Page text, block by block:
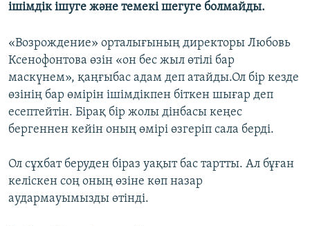
ішімдік ішуге және темекі шегуге болмайды.
«Возрождение» орталығының директоры Любовь
Ксенофонтова өзін «он бес жыл өтілі бар
маскүнем», қаңғыбас адам деп атайды.Ол бір кезде
өзінің бар өмірін ішімдікпен біткен шығар деп
есептейтін. Бірақ бір жолы дінбасы кеңес
бергеннен кейін оның өмірі өзгеріп сала берді.
Ол сұхбат беруден біраз уақыт бас тартты. Ал бұған
келіскен соң оның өзіне көп назар
аудармауымызды өтінді.